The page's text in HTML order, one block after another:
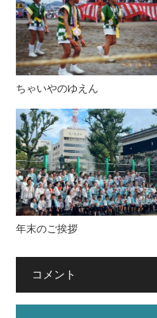
ちゃいやのゆえん
年末のご挨拶
コメント